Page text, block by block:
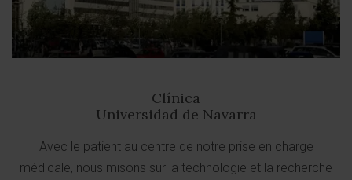
Clínica
Universidad de Navarra
Avec le patient au centre de notre prise en charge
médicale, nous misons sur la technologie et la recherche